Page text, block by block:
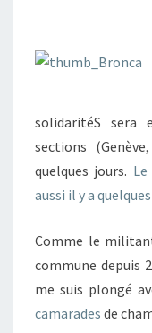
solidaritéS sera
sections
quelques jours.
aussi il y a
Comme le
commune depuis
me suis plongé
camarades de